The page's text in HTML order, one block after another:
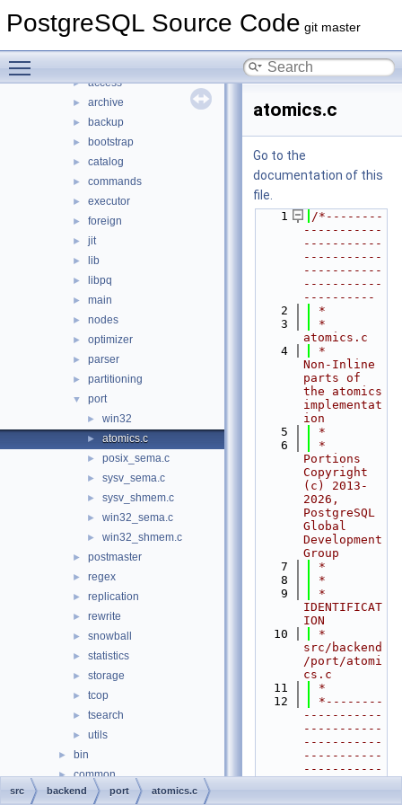
PostgreSQL Source Code git master
► contrib
► access
► archive
► backup
► bootstrap
► catalog
► commands
► executor
► foreign
► jit
► lib
► libpq
► main
► nodes
► optimizer
► parser
► partitioning
▼ port
► win32
► atomics.c
► posix_sema.c
► sysv_sema.c
► sysv_shmem.c
► win32_sema.c
► win32_shmem.c
► postmaster
► regex
► replication
► rewrite
► snowball
► statistics
► storage
► tcop
► tsearch
► utils
► bin
► common
► fe_utils
atomics.c
Go to the
documentation of this
file.
    1
/*--------
-----------
-----------
-----------
-----------
-----------
----------
    2
*
    3
*
atomics.c
    4
*
Non-Inline
parts of
the atomics
implementat
ion
    5
*
    6
*
Portions
Copyright
(c) 2013-
2026,
PostgreSQL
Global
Development
Group
    7
*
    8
*
    9
*
IDENTIFICAT
ION
   10
*
src/backend
/port/atomi
cs.c
   11
*
   12
*--------
-----------
-----------
-----------
-----------
-----------
src backend port atomics.c